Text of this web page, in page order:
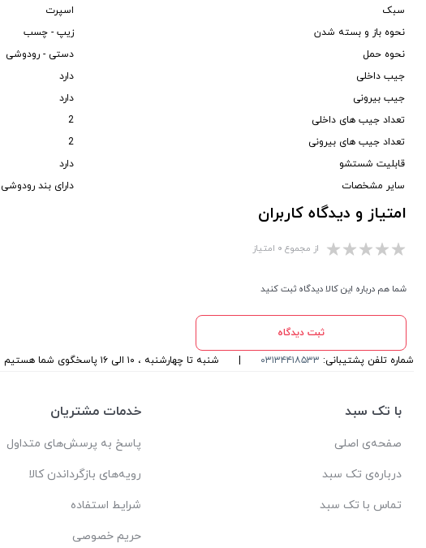
سبک
اسپرت
نحوه باز و بسته شدن
زیپ - چسب
نحوه حمل
دستی - رودوشی
جیب داخلی
دارد
جیب بیرونی
دارد
تعداد جیب های داخلی
تعداد جیب های بیرونی
قابلیت شستشو
دارد
سایر مشخصات
دارای بند
امتیاز و دیدگاه کاربران
از مجموع ۰ امتیاز
شما هم درباره این کالا دیدگاه ثبت کنید
ثبت دیدگاه
شماره تلفن پشتیبانی: ۰۳۱۳۴۴۱۸۵۳۳ شنبه تا چهارشنبه ، ۱۰ الی ۱۶ پاسخگوی شما هستیم
با تک سبد
صفحه‌ی اصلی
درباره‌ی تک سبد
تماس با تک سبد
خدمات مشتریان
پاسخ به پرسش‌های متداول
رویه‌های بازگرداندن کالا
شرایط استفاده
حریم خصوصی